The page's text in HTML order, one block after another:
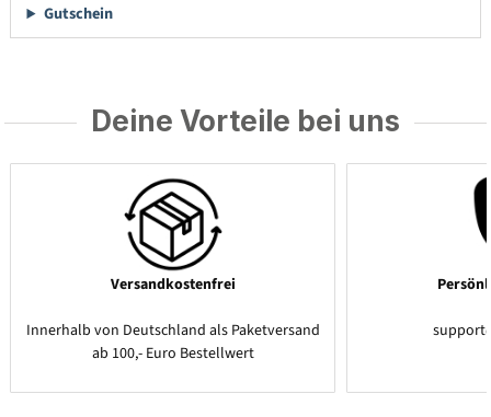
Gutschein
Deine Vorteile bei uns
Versandkostenfrei
Innerhalb von Deutschland als Paketversand
ab 100,- Euro Bestellwert